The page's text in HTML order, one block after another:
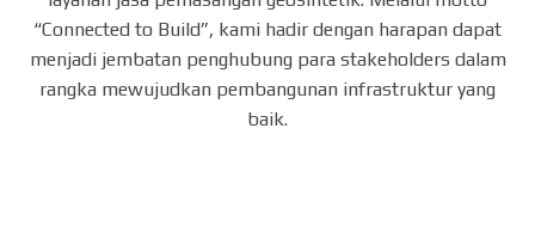
“Connected to Build”, kami hadir dengan harapan dapat
menjadi jembatan penghubung para stakeholders dalam
rangka mewujudkan pembangunan infrastruktur yang
baik.